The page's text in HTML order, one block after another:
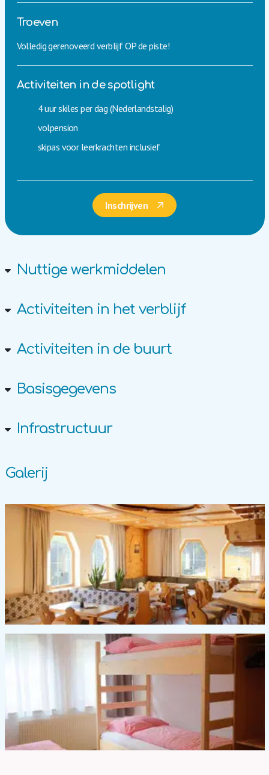
Nuttige werkmiddelen
Activiteiten in het verblijf
Activiteiten in de buurt
Basisgegevens
Infrastructuur
Troeven
Volledig gerenoveerd verblijf OP de piste!
Activiteiten in de spotlight
4 uur skiles per dag (Nederlandstalig)
volpension
skipas voor leerkrachten inclusief
Inschrijven
Galerij